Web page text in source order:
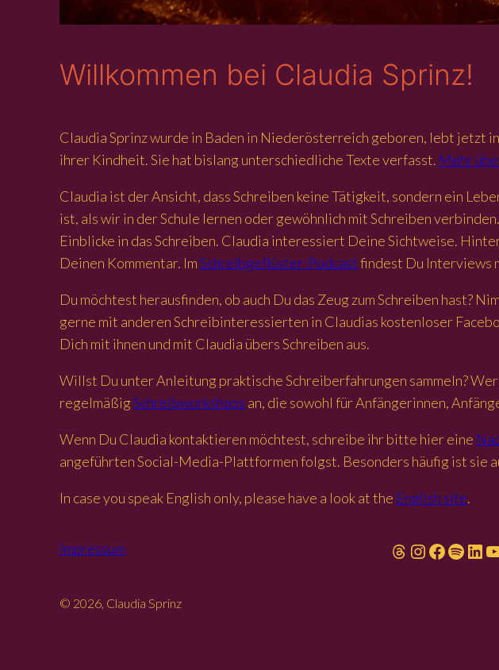
Willkommen bei Claudia Sprinz!
Claudia Sprinz wurde in Baden in Niederösterreich geboren, lebt jetzt
ihrer Kindheit. Sie hat bislang unterschiedliche Texte verfasst. Mehr
Claudia ist der Ansicht, dass Schreiben keine Tätigkeit, sondern ein
ist, als wir in der Schule lernen oder gewöhnlich mit Schreiben
Einblicke in das Schreiben. Claudia interessiert Deine Sichtweise.
Deinen Kommentar. ImSchreibgeflüster-Podcastfindest Du Interviews
Du möchtest herausfinden, ob auch Du das Zeug zum Schreiben hast?
gerne mit anderen Schreibinteressierten in Claudias kostenloser
Dich mit ihnen und mit Claudia übers Schreiben aus.
Willst Du unter Anleitung praktische Schreiberfahrungen sammeln?
regelmäßigSchreibworkshops an, die sowohl für Anfängerinnen,
Wenn Du Claudia kontaktieren möchtest, schreibe ihr bitte hier eine
angeführten Social-Media-Plattformen folgst. Besonders häufig ist sie
In case you speak English only, please have a look at the English site.
Impressum Threads
Instagram
© 2026, Claudia Sprinz